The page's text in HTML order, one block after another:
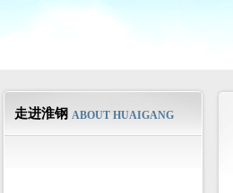
走进淮钢 ABOUT HUAIGANG